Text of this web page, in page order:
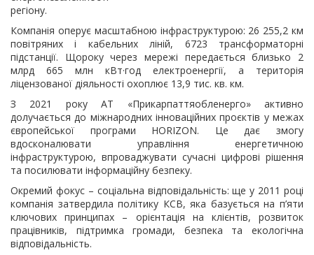
регіону.
Компанія оперує масштабною інфраструктурою: 26 255,2 км
повітряних і кабельних ліній, 6723 трансформаторні
підстанції. Щороку через мережі передається близько 2
млрд 665 млн кВт·год електроенергії, а територія
ліцензованої діяльності охоплює 13,9 тис. кв. км.
З 2021 року АТ «Прикарпаттяобленерго» активно
долучається до міжнародних інноваційних проєктів у межах
європейської програми HORIZON. Це дає змогу
вдосконалювати управління енергетичною
інфраструктурою, впроваджувати сучасні цифрові рішення
та посилювати інформаційну безпеку.
Окремий фокус – соціальна відповідальність: ще у 2011 році
компанія затвердила політику КСВ, яка базується на п’яти
ключових принципах – орієнтація на клієнтів, розвиток
працівників, підтримка громади, безпека та екологічна
відповідальність.